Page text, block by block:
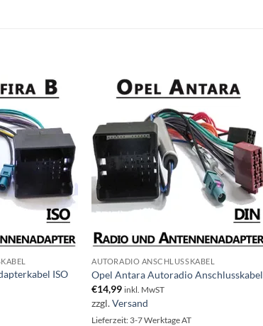
ISO
AUTORADIO ANSCHLUSSKABEL
Opel Antara Autoradio Anschlusskabel
€14,99 inkl. MwST
zzgl.Versand
Lieferzeit: 3-7 Werktage AT